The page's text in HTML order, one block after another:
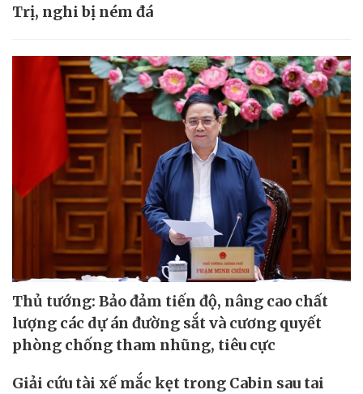
Trị, nghi bị ném đá
Thủ tướng: Bảo đảm tiến độ, nâng cao chất
lượng các dự án đường sắt và cương quyết
phòng chống tham nhũng, tiêu cực
Giải cứu tài xế mắc kẹt trong Cabin sau tai